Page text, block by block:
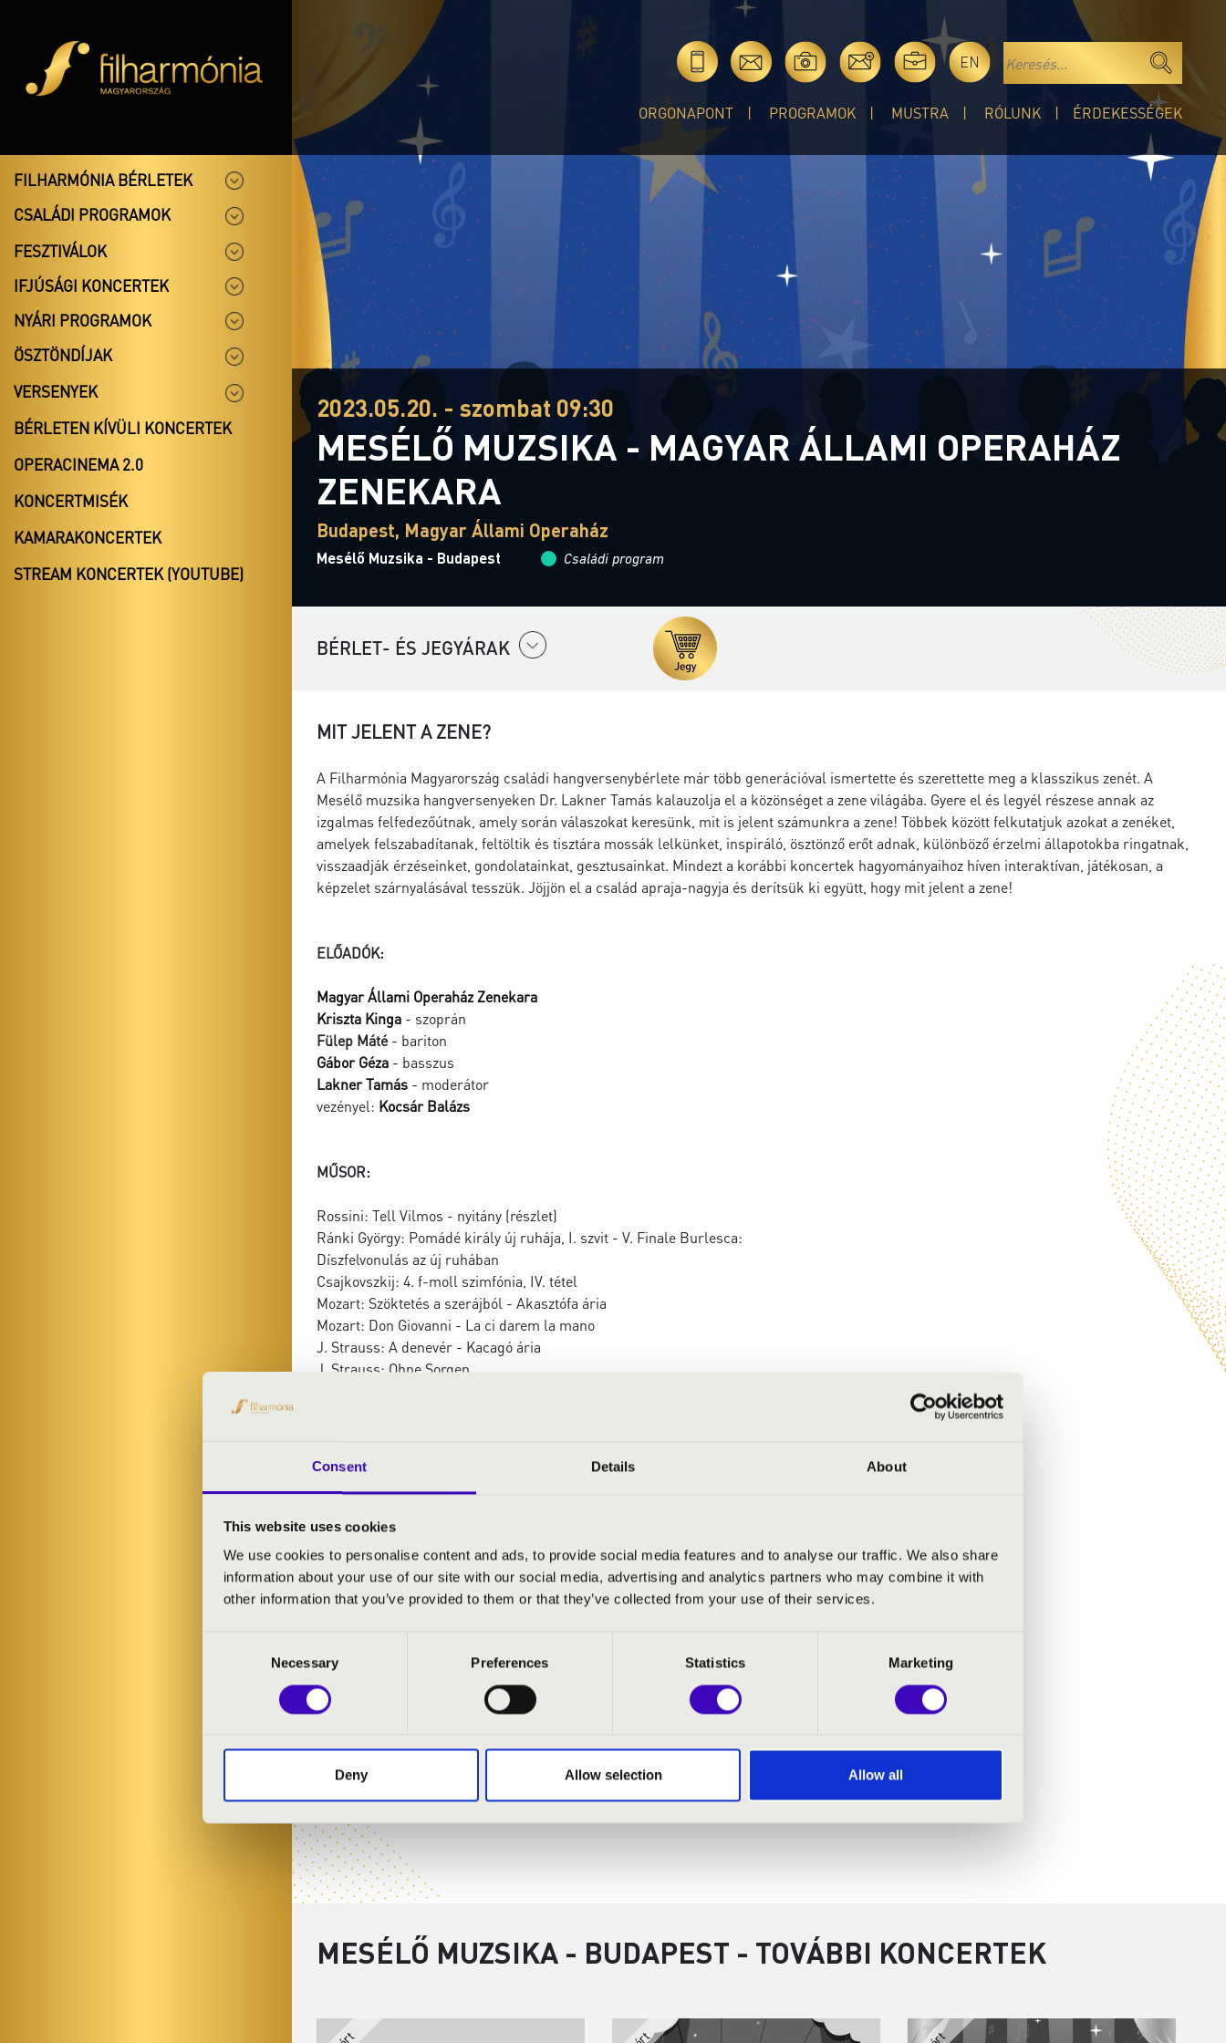
Consent Details About
This website uses cookies
We use cookies to personalise content and ads, to provide social media features and to analyse our traffic. We also share
information about your use of our site with our social media, advertising and analytics partners who may combine it with
other information that you’ve provided to them or that they’ve collected from your use of their services.
Necessary Preferences Statistics Marketing
Deny Allow selection Allow all
EN
ORGONAPONT PROGRAMOK MUSTRA RÓLUNK ÉRDEKESSÉGEK
FILHARMÓNIA BÉRLETEK
CSALÁDI PROGRAMOK
FESZTIVÁLOK
IFJÚSÁGI KONCERTEK
NYÁRI PROGRAMOK
ÖSZTÖNDÍJAK
VERSENYEK
BÉRLETEN KÍVÜLI KONCERTEK
OPERACINEMA 2.0
KONCERTMISÉK
KAMARAKONCERTEK
STREAM KONCERTEK (YOUTUBE)
2023.05.20. - szombat 09:30
MESÉLŐ MUZSIKA - MAGYAR ÁLLAMI OPERAHÁZ
ZENEKARA
Budapest, Magyar Állami Operaház
Mesélő Muzsika - Budapest Családi program
BÉRLET- ÉS JEGYÁRAK
MIT JELENT A ZENE?
A Filharmónia Magyarország családi hangversenybérlete már több generációval ismertette és szerettette meg a klasszikus zenét. A
Mesélő muzsika hangversenyeken Dr. Lakner Tamás kalauzolja el a közönséget a zene világába. Gyere el és legyél részese annak az
izgalmas felfedezőútnak, amely során válaszokat keresünk, mit is jelent számunkra a zene! Többek között felkutatjuk azokat a zenéket,
amelyek felszabadítanak, feltöltik és tisztára mossák lelkünket, inspiráló, ösztönző erőt adnak, különböző érzelmi állapotokba ringatnak,
visszaadják érzéseinket, gondolatainkat, gesztusainkat. Mindezt a korábbi koncertek hagyományaihoz híven interaktívan, játékosan, a
képzelet szárnyalásával tesszük. Jöjjön el a család apraja-nagyja és derítsük ki együtt, hogy mit jelent a zene!
ELŐADÓK:
Magyar Állami Operaház Zenekara
Kriszta Kinga - szoprán
Fülep Máté- bariton
Gábor Géza - basszus
Lakner Tamás - moderátor
vezényel: Kocsár Balázs
MŰSOR:
Rossini: Tell Vilmos - nyitány (részlet)
Ránki György: Pomádé király új ruhája, I. szvit - V. Finale Burlesca:
Díszfelvonulás az új ruhában
Csajkovszkij: 4. f-moll szimfónia, IV. tétel
Mozart: Szöktetés a szerájból - Akasztófa ária
Mozart: Don Giovanni - La ci darem la mano
J. Strauss: A denevér - Kacagó ária
J. Strauss: Ohne Sorgen
J. Strauss: Vadászat polka
Bartók: Magyar képek - Medvetánc
Rossini: Bruschino úr - nyitány
Paul Lincke: Berliner Luft
MESÉLŐ MUZSIKA - BUDAPEST - TOVÁBBI KONCERTEK